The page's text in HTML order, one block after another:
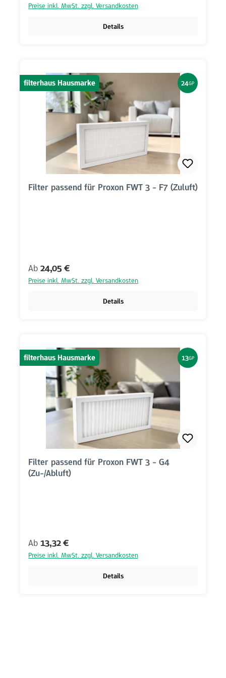
Preise inkl. MwSt. zzgl. Versandkosten
Details
filterhaus Hausmarke 24GP
Filter passend für Proxon FWT 3 - F7 (Zuluft)
Regulärer Preis:
Ab 24,05 €
Preise inkl. MwSt. zzgl. Versandkosten
Details
filterhaus Hausmarke 13GP
Filter passend für Proxon FWT 3 - G4
(Zu-/Abluft)
Regulärer Preis:
Ab 13,32 €
Preise inkl. MwSt. zzgl. Versandkosten
Details